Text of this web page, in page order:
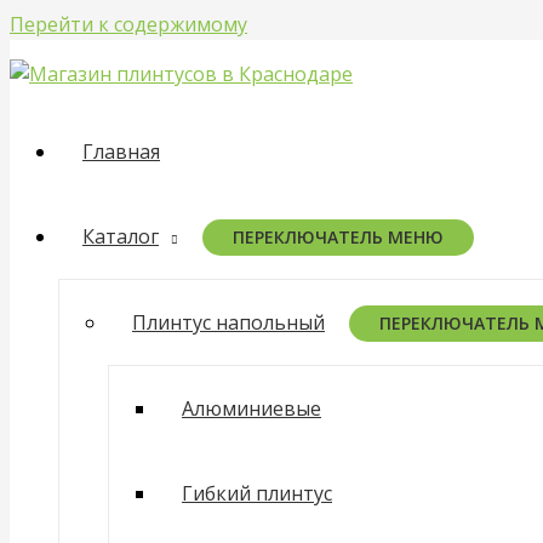
Перейти к содержимому
Главная
Каталог ПЕРЕКЛЮЧАТЕЛЬ МЕНЮ
Плинтус напольный ПЕРЕКЛЮЧАТЕЛЬ
Алюминиевые
Гибкий плинтус